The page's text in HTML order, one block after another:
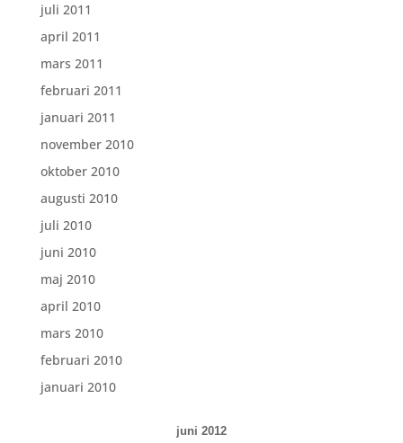
juli 2011
april 2011
mars 2011
februari 2011
januari 2011
november 2010
oktober 2010
augusti 2010
juli 2010
juni 2010
maj 2010
april 2010
mars 2010
februari 2010
januari 2010
juni 2012